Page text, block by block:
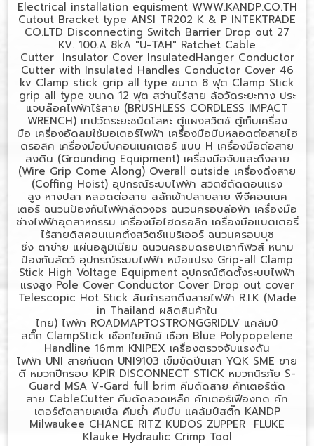
Electrical installation equisment WWW.KANDP.CO.TH
Cutout Bracket type ANSI TR202 K & P INTEKTRADE
CO.LTD Disconnecting Switch Barrier Drop out 27
KV. 100.A 8kA "U-TAH" Ratchet Cable
Cutter Insulator Cover InsulatedHanger Conductor
Cutter with Insulated Handles Conductor Cover 46
kv Clamp stick grip all type ขนาด 8 ฟุต Clamp Stick
grip all type ขนาด 12 ฟุต สว่านไร้สาย ล้อวัดระยะทาง ประ
แจบล๊อคไฟฟ้าไร้สาย (BRUSHLESS CORDLESS IMPACT
WRENCH) เทปวัดระยะชนิดโลหะ ตู้แผงสวิตช์ ตู้เก็บเครื่อง
มือ เครื่องอัดลมใช้มอเตอร์ไฟฟ้า เครื่องมือบีบหลอดต่อสายไฮ
ดรอลิค เครื่องมือบีบคอนเนคเตอร์ แบบ H เครื่องมือต่อสาย
ลงดิน (Grounding Equipment) เครื่องมือจับและดึงสาย
(Wire Grip Come Along) Overall outside เครื่องดึงสาย
(Coffing Hoist) อุปกรณ์ระบบไฟฟ้า สวิตซ์ตัดตอนแรง
สูง หางปลา หลอดต่อสาย สลักเข้าปลายสาย พีจีคอนเนค
เตอร์ ฉนวนป้องกันไฟฟ้าลัดวงจร ฉนวนครอบล่อฟ้า เครื่องมือ
ช่างไฟฟ้าอุตสาหกรรม เครื่องมือไฮดรอลิก เครื่องมือแบตเตอรี่
ไร้สายดิสคอนเนคติ้งสวิตซ์แบริเออร์ ฉนวนครอบบุช
ชิ่ง ตาข่าย แผ่นอลูมิเนียม ฉนวนครอบดรอปเอาท์ฟิวส์ หนาม
ป้องกันสัตว์ อุปกรณ์ระบบไฟฟ้า หม้อแปรง Grip-all Clamp
Stick High Voltage Equipment อุปกรณ์ติดตั้งระบบไฟฟ้า
แรงสูง Pole Cover Conductor Cover Drop out cover
Telescopic Hot Stick สินค้ารอกดึงสายไฟฟ้า R.I.K (Made
in Thailand ผลิตสินค้าใน
ไทย) ไฟฟ้า ROADMAPTOSTRONGGRIDLV แคล้มป์
สติ๊ก ClampStick เชือกใยยักษ์ เชือก Blue Polypopelene
Handline 16mm KNIPEX เครื่องตรวจจับแรงดัน
ไฟฟ้า UNI สายกันตก UNI9103 เข็มขัดปีนเสา YQK SME ขาย
ดี หมวกปีกรอบ KPIR DISCONNECT STICK หมวกนิรภัย S-
Guard MSA V-Gard full brim คีมตัดสาย คัทเตอร์ตัด
สาย CableCutter คีมตัดลวดเหล็ก คัทเตอร์เฟืองทด คัท
เตอร์ตัดสายเคเบิ้ล คีมย้ำ คีมบีบ แคล้มป์สติ๊ก KANDP
Milwaukee CHANCE RITZ KUDOS ZUPPER FLUKE
Klauke Hydraulic Crimp Tool